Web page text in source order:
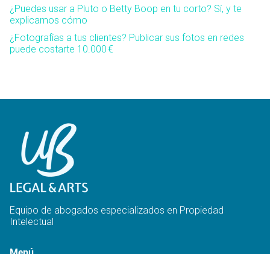
¿Puedes usar a Pluto o Betty Boop en tu corto? Sí, y te
explicamos cómo
¿Fotografías a tus clientes? Publicar sus fotos en redes
puede costarte 10.000 €
Equipo de abogados especializados en Propiedad
Intelectual